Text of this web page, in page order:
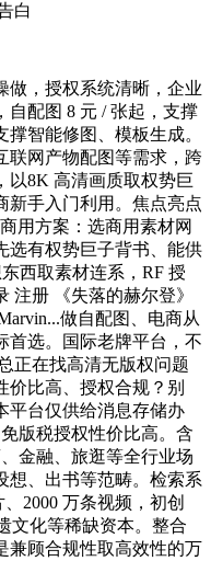
白
，授权系统清晰，企业
自配图 8 元 / 张起，支撑
智能修图、模板生成。
联网产物配图等需求，跨
以8K 高清画质取权势巨
新手入门利用。焦点亮点
用方案：选商用素材网
有权势巨子背书、能供
西取素材连系，RF 授
注册 《失落的赫尔登》
做自配图、电商从
首选。国际老牌平台，不
正在找高清无版权问题
价比高、授权合规？别
平台仅供给消息存储办
版税授权性价比高。含
金融、旅逛等全行业场
想、出书等范畴。检索系
2000 万条视频，初创
文化等稀缺资本。整合
兼顾合规性取高效性的万